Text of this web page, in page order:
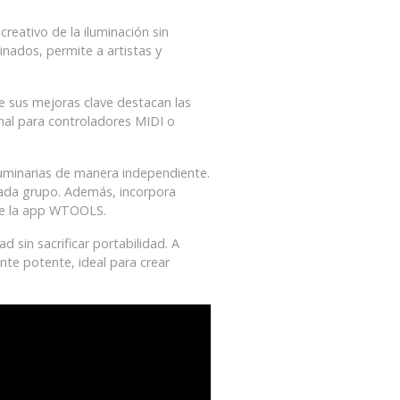
de la iluminación sin
permite a artistas y
mejoras clave destacan las
para controladores MIDI o
de manera independiente.
grupo. Además, incorpora
la app WTOOLS.
sin sacrificar portabilidad. A
potente, ideal para crear